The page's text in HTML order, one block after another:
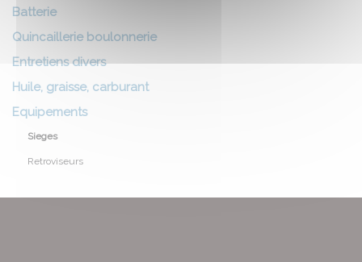
Batterie
Quincaillerie boulonnerie
Entretiens divers
Huile, graisse, carburant
Equipements
Sieges
Retroviseurs